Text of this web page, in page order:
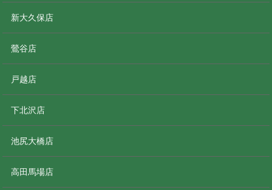
新大久保店
鶯谷店
戸越店
下北沢店
池尻大橋店
高田馬場店